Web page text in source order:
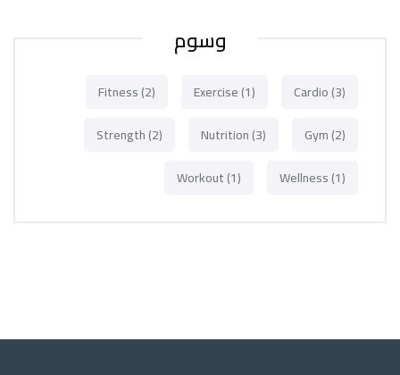
وسوم
Cardio(3)
Exercise(1)
Fitness(2)
Gym(2)
Nutrition(3)
Strength(2)
Wellness(1)
Workout(1)